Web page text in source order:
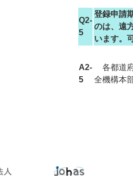
Q2-
5
登録申請
のは、遠
います。
A2-
5
各都道
全機構本